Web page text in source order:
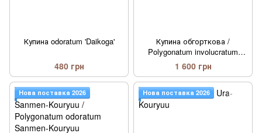
Купина odoratum 'Daikoga'
480 грн
Купина обгорткова /
Polygonatum involucratum
Shiro Shima Fu
1 600 грн
Нова поставка 2026 Нова поставка 2026